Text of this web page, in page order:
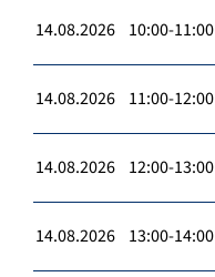
14.08.2026 10:00-11:00
14.08.2026 11:00-12:00
14.08.2026 12:00-13:00
14.08.2026 13:00-14:00